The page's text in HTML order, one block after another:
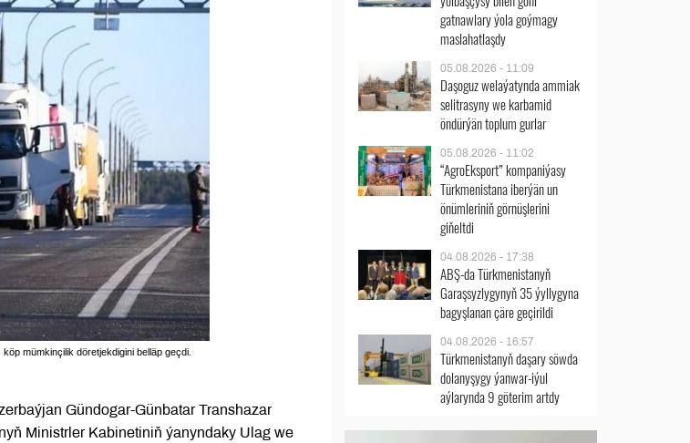
mümkinçilik döretjekdigini belläp geçdi.
Gündogar-Günbatar Transhazar
Ministrler Kabinetiniň ýanyndaky Ulag we
gatnawlary ýola goýmagy
maslahatlaşdy
05.08.2026 - 11:09
Daşoguz welaýatynda ammiak
selitrasyny we karbamid
öndürýän toplum gurlar
05.08.2026 - 11:02
“AgroEksport” kompaniýasy
Türkmenistana iberýän un
önümleriniň görnüşlerini
giňeltdi
04.08.2026 - 17:38
ABŞ-da Türkmenistanyň
Garaşsyzlygynyň 35 ýyllygyna
bagyşlanan çäre geçirildi
04.08.2026 - 16:57
Türkmenistanyň daşary söwda
dolanyşygy ýanwar-iýul
aýlarynda 9 göterim artdy